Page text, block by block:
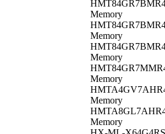
Memory
Memory
Memory
Memory
Memory
Memory